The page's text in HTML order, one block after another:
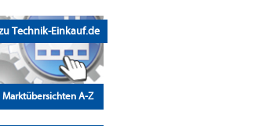
Technik-Einkauf.de
Marktübersichten A-Z